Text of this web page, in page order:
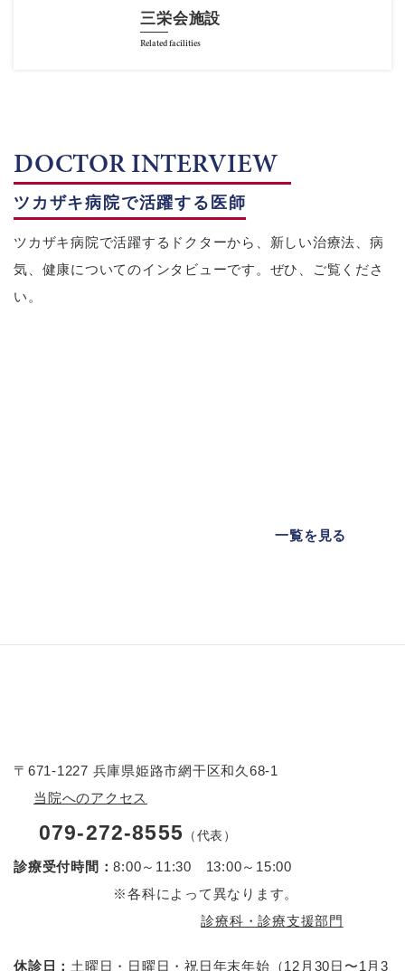
三栄会施設
Related facilities
DOCTOR INTERVIEW
ツカザキ病院で活躍する医師
ツカザキ病院で活躍するドクターから、新しい治療法、病
気、健康についてのインタビューです。ぜひ、ご覧くださ
い。
一覧を見る
〒671-1227 兵庫県姫路市網干区和久68-1
当院へのアクセス
079-272-8555 （代表）
診療受付時間：8:00～11:30 13:00～15:00
※各科によって異なります。
診療科・診療支援部門
休診日： 土曜日・日曜日・祝日年末年始（12月30日〜1月3